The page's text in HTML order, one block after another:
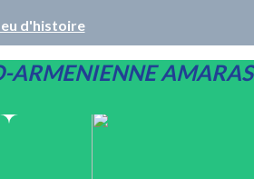
d'histoire
ARMENIENNE AMARAS